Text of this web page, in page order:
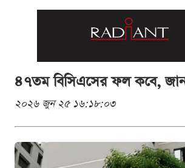
৪৭তম বিসিএসের ফল কবে,
২০২৬ জুন ২৫ ১৬:১৮:০৩